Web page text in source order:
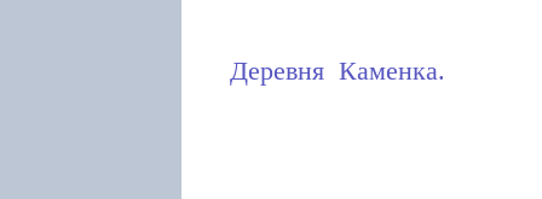
Деревня Каменка.